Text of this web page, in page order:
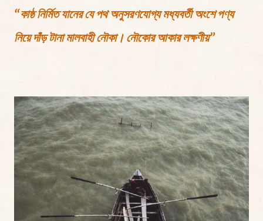
“কাষ্ঠ নির্মিত যানের যে পথ অনুসরণযোগ্য মধ্যবর্তী অংশে পণ্য
নিয়ে দাঁড় টানা মালবাহী নৌকা। নৌকোর আকার লক্ষণীয়”